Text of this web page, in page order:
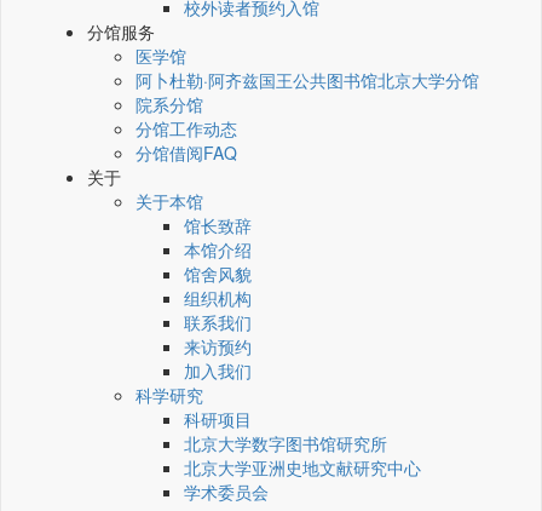
校外读者预约入馆
分馆服务
医学馆
阿卜杜勒·阿齐兹国王公共图书馆北京大学分馆
院系分馆
分馆工作动态
分馆借阅FAQ
关于
关于本馆
馆长致辞
本馆介绍
馆舍风貌
组织机构
联系我们
来访预约
加入我们
科学研究
科研项目
北京大学数字图书馆研究所
北京大学亚洲史地文献研究中心
学术委员会